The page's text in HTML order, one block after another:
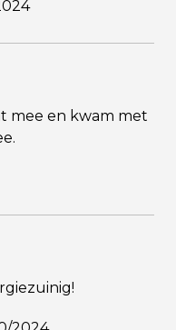
mee en kwam met